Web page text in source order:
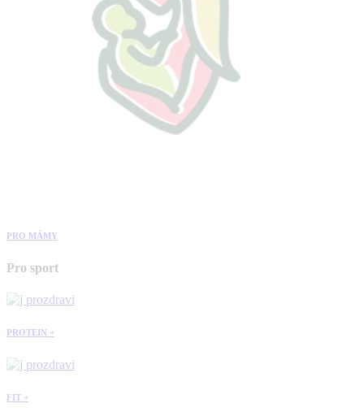
PRO MÁMY
Pro sport
PROTEIN +
FIT +